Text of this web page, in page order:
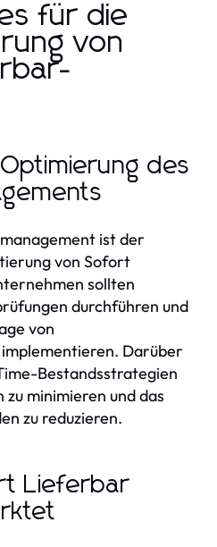
für die
von
des
ist der
von Sofort
sollten
durchführen und
von
Darüber
Bestandsstrategien
minimieren und das
zu reduzieren.
Lieferbar